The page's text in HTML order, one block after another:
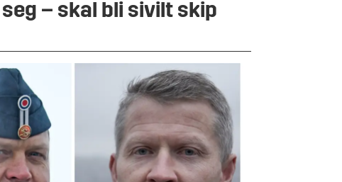
seg – skal bli sivilt skip